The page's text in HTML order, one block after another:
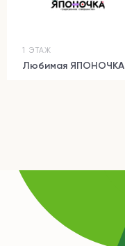
1 ЭТАЖ
Любимая ЯПОНОЧКА